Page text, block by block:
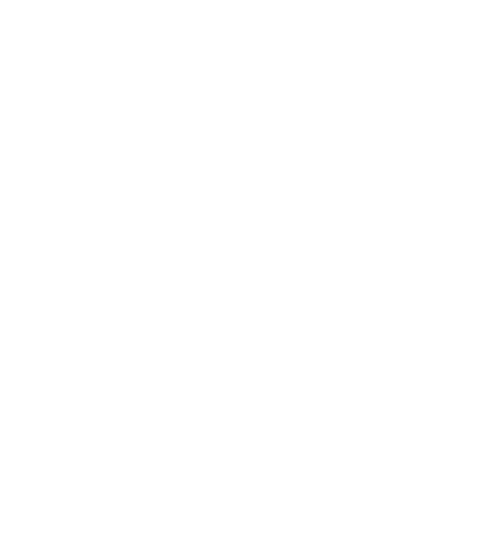
させていただ
了承ください。
き作成されるも
御機器販売店・
ようお願いしま
にご登録され
社の共同利用者
とをご了承くだ
1000ppm以下、
下、フタル酸ジブチ
) : 1000ppm、
、
ない年数を意
貨物等」とい
可)を取得する
要な手段を講じ
通知します。
ムロン制御